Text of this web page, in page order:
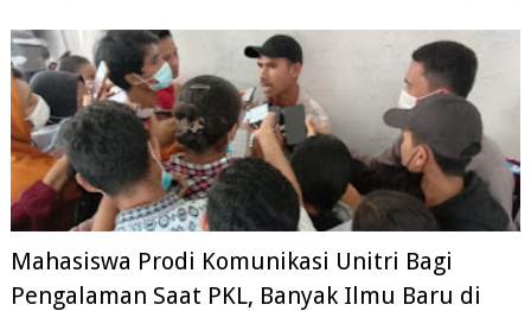
Mahasiswa Prodi Komunikasi Unitri Bagi
Pengalaman Saat PKL, Banyak Ilmu Baru di